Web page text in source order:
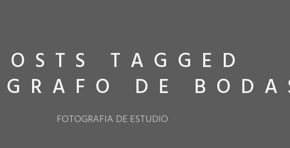
TAGGED
DE
FOTOGRAFIA DE ESTUDIO